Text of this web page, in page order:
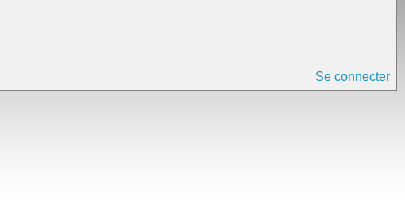
Se connecter